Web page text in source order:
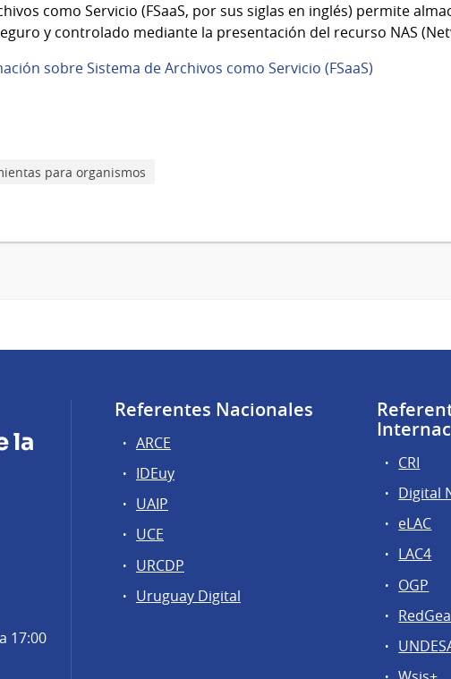
como Servicio (FSaaS, por sus siglas en inglés) permite
y controlado mediante la presentación del recurso NAS
sobre Sistema de Archivos como Servicio (FSaaS)
para organismos
la
17:00
Referentes Nacionales
ARCE
IDEuy
UAIP
UCE
URCDP
Uruguay Digital
CRI
Digital
eLAC
LAC4
OGP